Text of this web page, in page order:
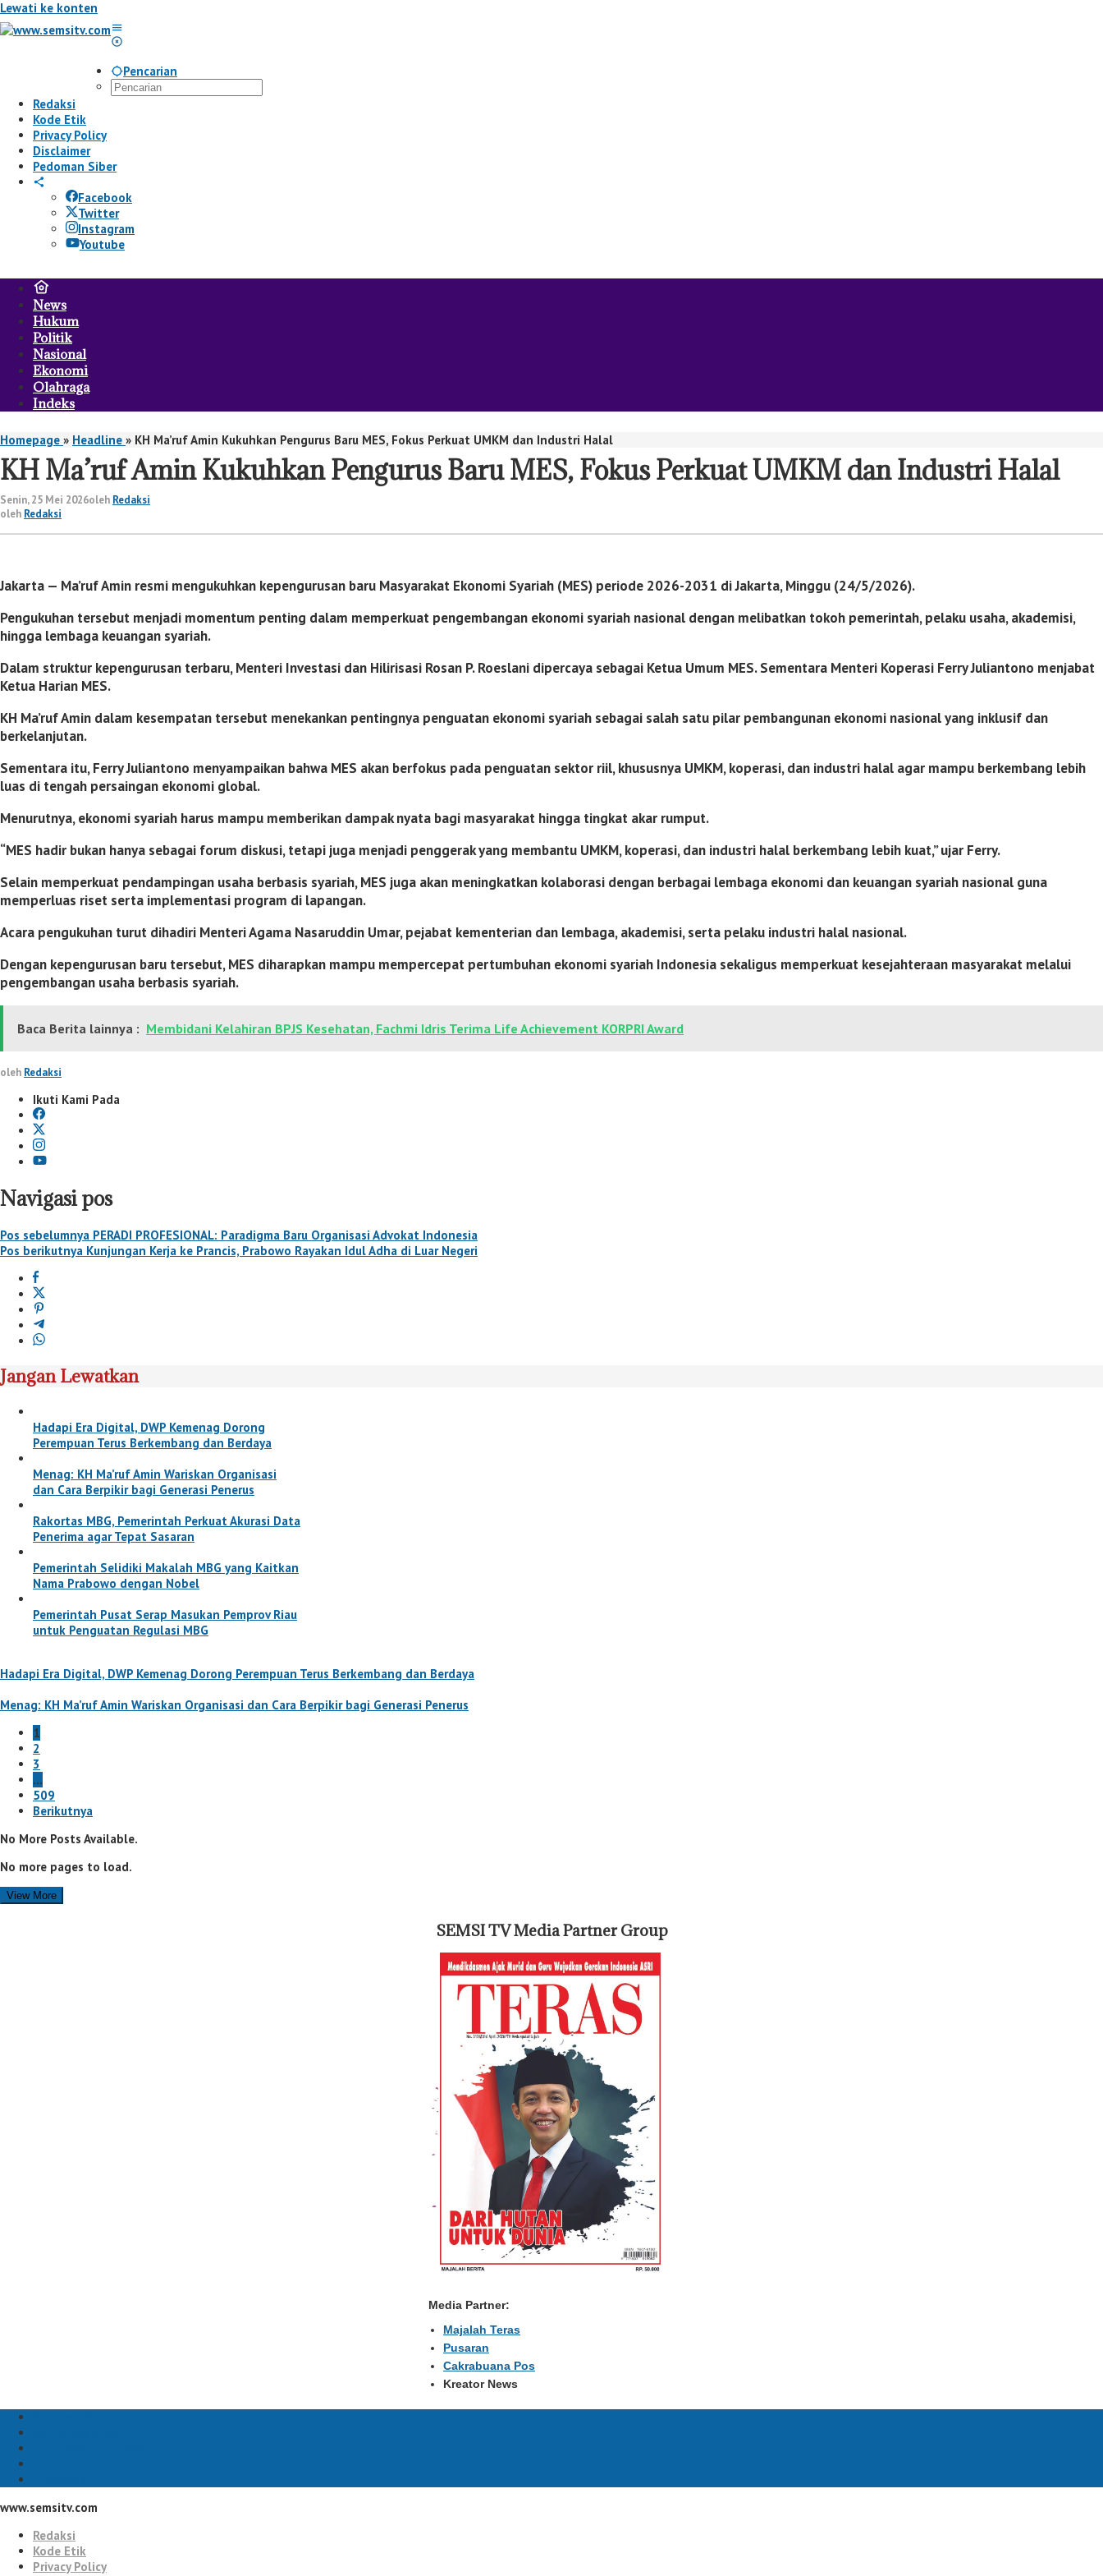
Lewati ke konten
Pencarian
Redaksi
Kode Etik
Privacy Policy
Disclaimer
Pedoman Siber
Facebook
Twitter
Instagram
Youtube
News
Hukum
Politik
Nasional
Ekonomi
Olahraga
Indeks
Homepage » Headline » KH Ma’ruf Amin Kukuhkan Pengurus Baru MES, Fokus Perkuat UMKM dan Industri Halal
KH Ma’ruf Amin Kukuhkan Pengurus Baru MES, Fokus Perkuat UMKM dan Industri Halal
Senin, 25 Mei 2026oleh Redaksi
oleh Redaksi
Jakarta — Ma’ruf Amin resmi mengukuhkan kepengurusan baru Masyarakat Ekonomi Syariah (MES) periode 2026-2031 di Jakarta, Minggu (24/5/2026).
Pengukuhan tersebut menjadi momentum penting dalam memperkuat pengembangan ekonomi syariah nasional dengan melibatkan tokoh pemerintah, pelaku usaha, akademisi,
hingga lembaga keuangan syariah.
Dalam struktur kepengurusan terbaru, Menteri Investasi dan Hilirisasi Rosan P. Roeslani dipercaya sebagai Ketua Umum MES. Sementara Menteri Koperasi Ferry Juliantono menjabat
Ketua Harian MES.
KH Ma’ruf Amin dalam kesempatan tersebut menekankan pentingnya penguatan ekonomi syariah sebagai salah satu pilar pembangunan ekonomi nasional yang inklusif dan
berkelanjutan.
Sementara itu, Ferry Juliantono menyampaikan bahwa MES akan berfokus pada penguatan sektor riil, khususnya UMKM, koperasi, dan industri halal agar mampu berkembang lebih
luas di tengah persaingan ekonomi global.
Menurutnya, ekonomi syariah harus mampu memberikan dampak nyata bagi masyarakat hingga tingkat akar rumput.
“MES hadir bukan hanya sebagai forum diskusi, tetapi juga menjadi penggerak yang membantu UMKM, koperasi, dan industri halal berkembang lebih kuat,” ujar Ferry.
Selain memperkuat pendampingan usaha berbasis syariah, MES juga akan meningkatkan kolaborasi dengan berbagai lembaga ekonomi dan keuangan syariah nasional guna
memperluas riset serta implementasi program di lapangan.
Acara pengukuhan turut dihadiri Menteri Agama Nasaruddin Umar, pejabat kementerian dan lembaga, akademisi, serta pelaku industri halal nasional.
Dengan kepengurusan baru tersebut, MES diharapkan mampu mempercepat pertumbuhan ekonomi syariah Indonesia sekaligus memperkuat kesejahteraan masyarakat melalui
pengembangan usaha berbasis syariah.
Baca Berita lainnya : Membidani Kelahiran BPJS Kesehatan, Fachmi Idris Terima Life Achievement KORPRI Award
oleh Redaksi
Ikuti Kami Pada
Navigasi pos
Pos sebelumnya PERADI PROFESIONAL: Paradigma Baru Organisasi Advokat Indonesia
Pos berikutnya Kunjungan Kerja ke Prancis, Prabowo Rayakan Idul Adha di Luar Negeri
Jangan Lewatkan
Hadapi Era Digital, DWP Kemenag Dorong
Perempuan Terus Berkembang dan Berdaya
Menag: KH Ma’ruf Amin Wariskan Organisasi
dan Cara Berpikir bagi Generasi Penerus
Rakortas MBG, Pemerintah Perkuat Akurasi Data
Penerima agar Tepat Sasaran
Pemerintah Selidiki Makalah MBG yang Kaitkan
Nama Prabowo dengan Nobel
Pemerintah Pusat Serap Masukan Pemprov Riau
untuk Penguatan Regulasi MBG
Hadapi Era Digital, DWP Kemenag Dorong Perempuan Terus Berkembang dan Berdaya
Menag: KH Ma’ruf Amin Wariskan Organisasi dan Cara Berpikir bagi Generasi Penerus
1
2
3
…
509
Berikutnya
No More Posts Available.
No more pages to load.
View More
SEMSI TV Media Partner Group
Media Partner:
Majalah Teras
Pusaran
Cakrabuana Pos
Kreator News
www.semsitv.com
Redaksi
Kode Etik
Privacy Policy